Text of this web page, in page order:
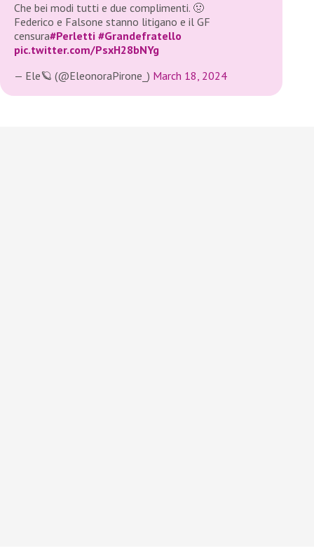
Che bei modi tutti e due complimenti. 🤢
Federico e Falsone stanno litigano e il GF
censura#Perletti #Grandefratello
pic.twitter.com/PsxH28bNYg
— Ele🪐 (@EleonoraPirone_) March 18, 2024